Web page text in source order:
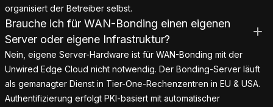
organisiert der Betreiber selbst.
Brauche ich für WAN-Bonding einen eigenen
Server oder eigene Infrastruktur?
Nein, eigene Server-Hardware ist für WAN-Bonding mit der
Unwired Edge Cloud nicht notwendig. Der Bonding-Server läuft
als gemanagter Dienst in Tier-One-Rechenzentren in EU & USA.
Authentifizierung erfolgt PKI-basiert mit automatischer